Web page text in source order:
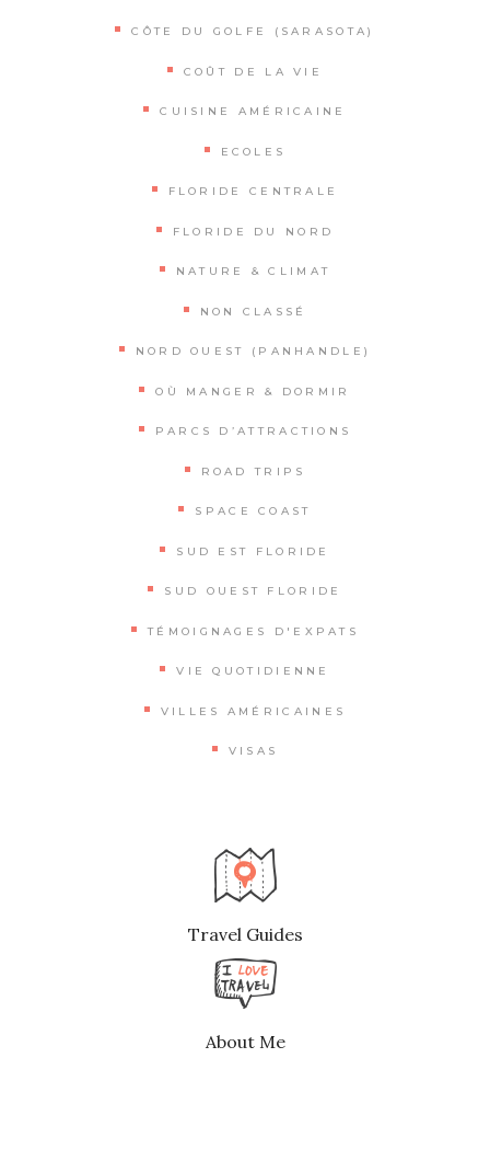
CÔTE DU GOLFE (SARASOTA)
COÛT DE LA VIE
CUISINE AMÉRICAINE
ECOLES
FLORIDE CENTRALE
FLORIDE DU NORD
NATURE & CLIMAT
NON CLASSÉ
NORD OUEST (PANHANDLE)
OÙ MANGER & DORMIR
PARCS D’ATTRACTIONS
ROAD TRIPS
SPACE COAST
SUD EST FLORIDE
SUD OUEST FLORIDE
TÉMOIGNAGES D'EXPATS
VIE QUOTIDIENNE
VILLES AMÉRICAINES
VISAS
Travel Guides
About Me